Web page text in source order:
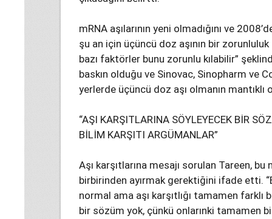
mRNA aşılarının yeni olmadığını ve
şu an için üçüncü doz aşının bir zorunluluk
bazı faktörler bunu zorunlu kılabilir”
baskın olduğu ve Sinovac, Sinopharm ve
yerlerde üçüncü doz aşı olmanın mantıklı
“AŞI KARŞITLARINA SÖYLEYECEK BİR
BİLİM KARŞITI ARGÜMANLAR”
Aşı karşıtlarına mesajı sorulan Tareen,
birbirinden ayırmak gerektiğini ifade etti.
normal ama aşı karşıtlığı tamamen farklı
bir sözüm yok, çünkü onlarınki tamamen